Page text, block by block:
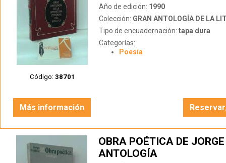
Código: 38701
Año de edición: 1990
Colección: GRAN ANTOLOGÍA DE LA LITERATURA
Tipo de encuadernación: tapa dura
Categorías:
Poesía
Más información
OBRA POÉTICA DE
ANTOLOGÍA